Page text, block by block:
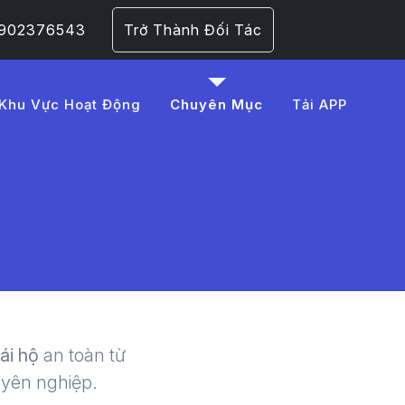
Trở Thành Đối Tác
Khu Vực Hoạt Động Chuyên Mục Tải APP
-
hộ an toàn từ
nghiệp.